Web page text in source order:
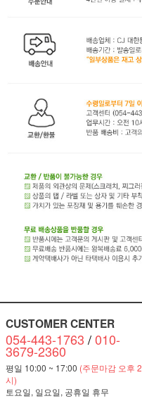
CUSTOMER CENTER
054-443-1763 /010-
3679-2360
평일 10:00 ~ 17:00 (주문마감 오후 2
시)
토요일, 일요일, 공휴일 휴무